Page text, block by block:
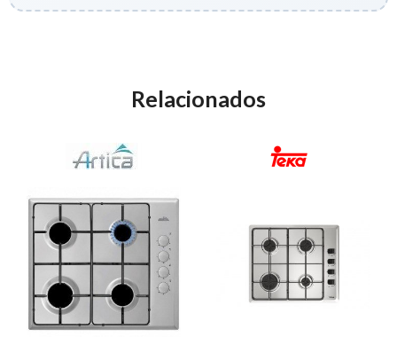
Relacionados